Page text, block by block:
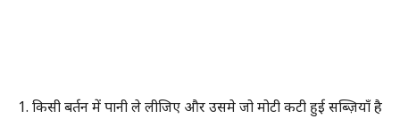
1. किसी बर्तन में पानी ले लीजिए और उसमे जो मोटी कटी हुई सब्ज़ियाँ है